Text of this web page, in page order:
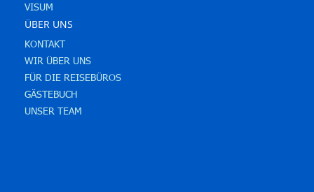
VISUM
ÜBER UNS
KONTAKT
WIR ÜBER UNS
FÜR DIE REISEBÜROS
GÄSTEBUCH
UNSER TEAM